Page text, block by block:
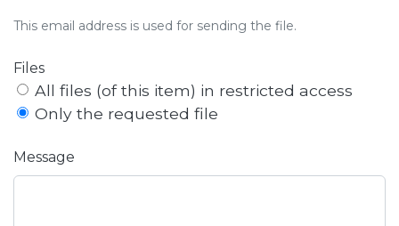
This email address is used for sending the file.
Files
All files (of this item) in restricted access
Only the requested file
Message